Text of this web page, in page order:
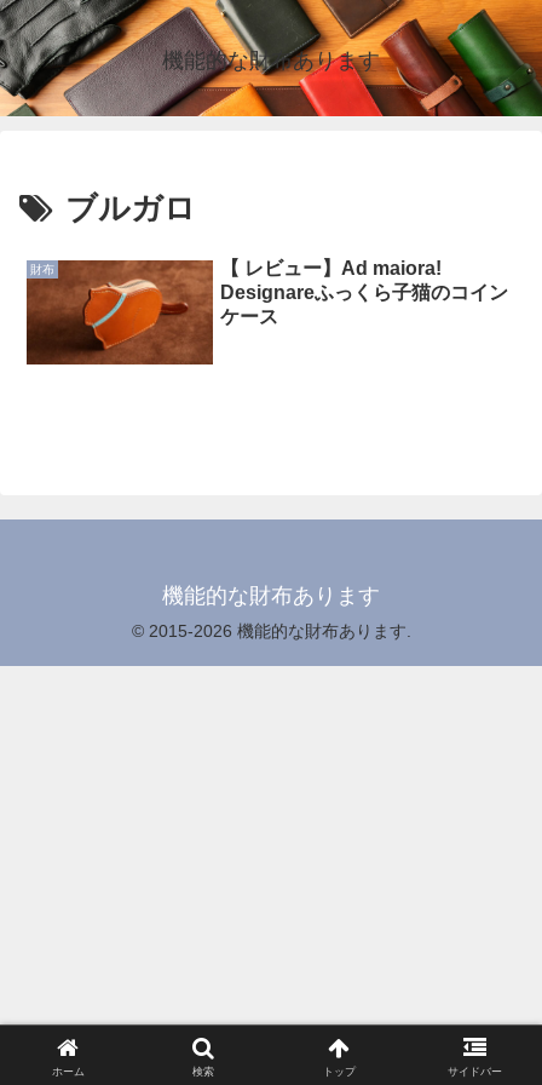
機能的な財布あります
ブルガロ
財布
【 レビュー】Ad maiora!
Designareふっくら子猫のコイン
ケース
機能的な財布あります
© 2015-2026 機能的な財布あります.
ホーム 検索 トップ サイドバー